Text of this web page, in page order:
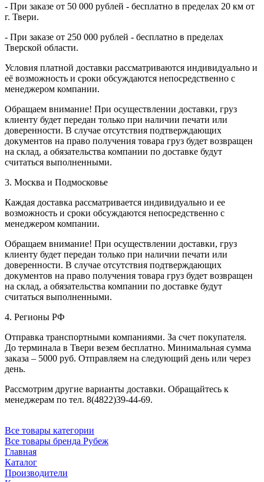
- При заказе от 50 000 рублей - бесплатно в пределах 20 км от
г. Твери.
- При заказе от 250 000 рублей - бесплатно в пределах
Тверской области.
Условия платной доставки рассматриваются индивидуально и
её возможность и сроки обсуждаются непосредственно с
менеджером компании.
Обращаем внимание! При осуществлении доставки, груз
клиенту будет передан только при наличии печати или
доверенности. В случае отсутствия подтверждающих
документов на право получения товара груз будет возвращен
на склад, а обязательства компании по доставке будут
считаться выполненными.
3. Москва и Подмосковье
Каждая доставка рассматривается индивидуально и ее
возможность и сроки обсуждаются непосредственно с
менеджером компании.
Обращаем внимание! При осуществлении доставки, груз
клиенту будет передан только при наличии печати или
доверенности. В случае отсутствия подтверждающих
документов на право получения товара груз будет возвращен
на склад, а обязательства компании по доставке будут
считаться выполненными.
4. Регионы РФ
Отправка транспортными компаниями. За счет покупателя.
До терминала в Твери везем бесплатно. Минимальная сумма
заказа – 5000 руб. Отправляем на следующий день или через
день.
Рассмотрим другие варианты доставки. Обращайтесь к
менеджерам по тел. 8(4822)39-44-69.
Все товары категории
Все товары бренда Рубеж
Главная
Каталог
Производители